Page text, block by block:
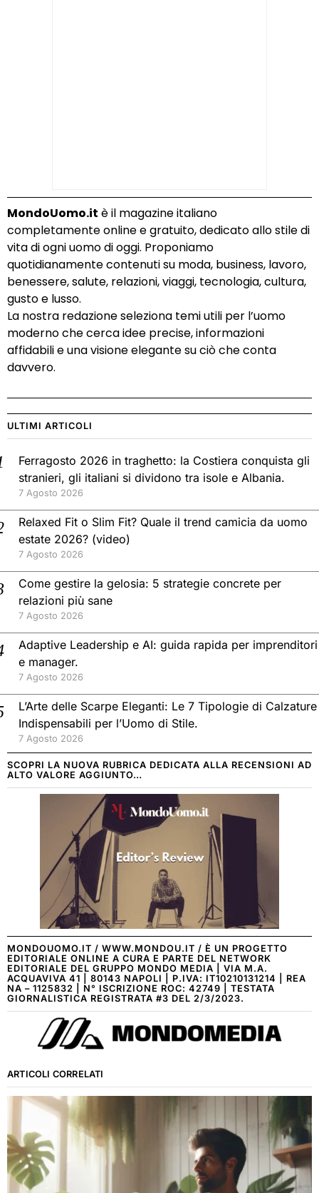
MondoUomo.it è il magazine italiano
completamente online e gratuito, dedicato allo stile di
vita di ogni uomo di oggi. Proponiamo
quotidianamente contenuti su moda, business, lavoro,
benessere, salute, relazioni, viaggi, tecnologia, cultura,
gusto e lusso.
La nostra redazione seleziona temi utili per l’uomo
moderno che cerca idee precise, informazioni
affidabili e una visione elegante su ciò che conta
davvero.
ULTIMI ARTICOLI
Ferragosto 2026 in traghetto: la Costiera conquista gli
stranieri, gli italiani si dividono tra isole e Albania.
7 Agosto 2026
Relaxed Fit o Slim Fit? Quale il trend camicia da uomo
estate 2026? (video)
7 Agosto 2026
Come gestire la gelosia: 5 strategie concrete per
relazioni più sane
7 Agosto 2026
Adaptive Leadership e AI: guida rapida per imprenditori
e manager.
7 Agosto 2026
L’Arte delle Scarpe Eleganti: Le 7 Tipologie di Calzature
Indispensabili per l’Uomo di Stile.
7 Agosto 2026
SCOPRI LA NUOVA RUBRICA DEDICATA ALLA RECENSIONI AD
ALTO VALORE AGGIUNTO…
MONDOUOMO.IT / WWW.MONDOU.IT / È UN PROGETTO
EDITORIALE ONLINE A CURA E PARTE DEL NETWORK
EDITORIALE DEL GRUPPO MONDO MEDIA | VIA M.A.
ACQUAVIVA 41 | 80143 NAPOLI | P.IVA: IT10210131214 | REA
NA – 1125832 | N° ISCRIZIONE ROC: 42749 | TESTATA
GIORNALISTICA REGISTRATA #3 DEL 2/3/2023.
ARTICOLI CORRELATI